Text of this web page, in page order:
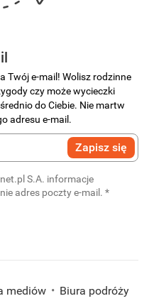
Twój e-mail! Wolisz rodzinne
czy może wycieczki
do Ciebie. Nie martw
adresu e-mail.
Zapisz się
S.A. informacje
adres poczty e-mail. *
mediów
Biura podróży